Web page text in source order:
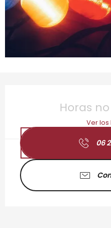
Horarios y
Horas no
Ver los
06